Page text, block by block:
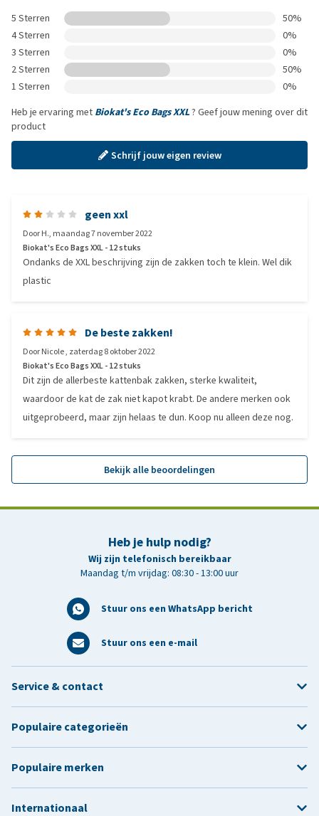
5 Sterren
50%
4 Sterren
0%
3 Sterren
0%
2 Sterren
50%
1 Sterren
0%
Heb je ervaring met Biokat's Eco Bags XXL? Geef jouw mening over dit
product
Schrijf jouw eigen review
geen xxl
DoorH., maandag 7 november 2022
Biokat's Eco Bags XXL - 12 stuks
Ondanks de XXL beschrijving zijn de zakken toch te klein. Wel dik
plastic
De beste zakken!
DoorNicole, zaterdag 8 oktober 2022
Biokat's Eco Bags XXL - 12 stuks
Dit zijn de allerbeste kattenbak zakken, sterke kwaliteit,
waardoor de kat de zak niet kapot krabt. De andere merken ook
uitgeprobeerd, maar zijn helaas te dun. Koop nu alleen deze nog.
Bekijk alle beoordelingen
Heb je hulp nodig?
Wij zijn telefonisch bereikbaar
Maandag t/m vrijdag: 08:30 - 13:00 uur
Stuur ons een WhatsApp bericht
Stuur ons een e-mail
Service & contact
Populaire categorieën
Populaire merken
Internationaal